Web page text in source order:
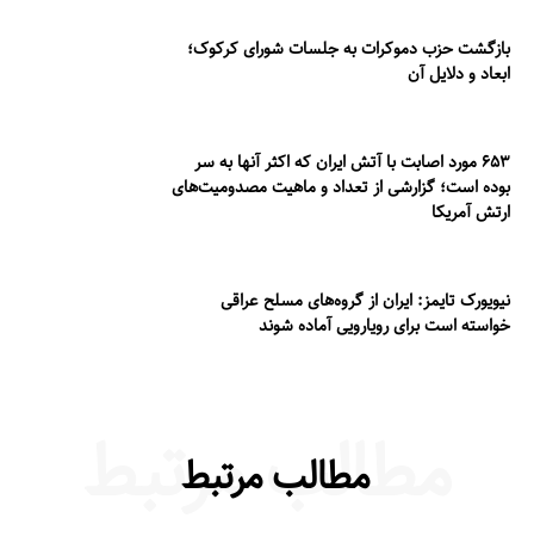
درباره ما
تماس با ما
بازگشت حزب دموکرات به جلسات شورای کرکوک؛
ابعاد و دلایل آن
۶۵۳ مورد اصابت با آتش ایران که اکثر آنها به سر
بوده است؛ گزارشی از تعداد و ماهیت مصدومیت‌های
ارتش آمریکا
نیویورک تایمز: ایران از گروه‌های مسلح عراقی
خواسته است برای رویارویی آماده شوند
مطالب مرتبط
مطالب مرتبط